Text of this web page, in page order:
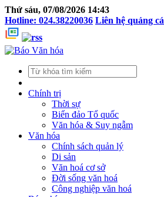
Thứ sáu, 07/08/2026 14:43
Hotline: 024.38220036 Liên hệ quảng
Chính trị
Thời sự
Biển đảo Tổ quốc
Văn hóa & Suy ngẫm
Văn hóa
Chính sách quản lý
Di sản
Văn hoá cơ sở
Đời sống văn hoá
Công nghiệp văn hoá